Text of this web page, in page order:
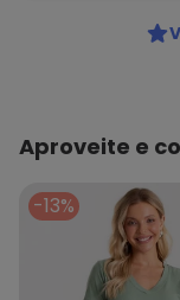
Aproveite e
-13%